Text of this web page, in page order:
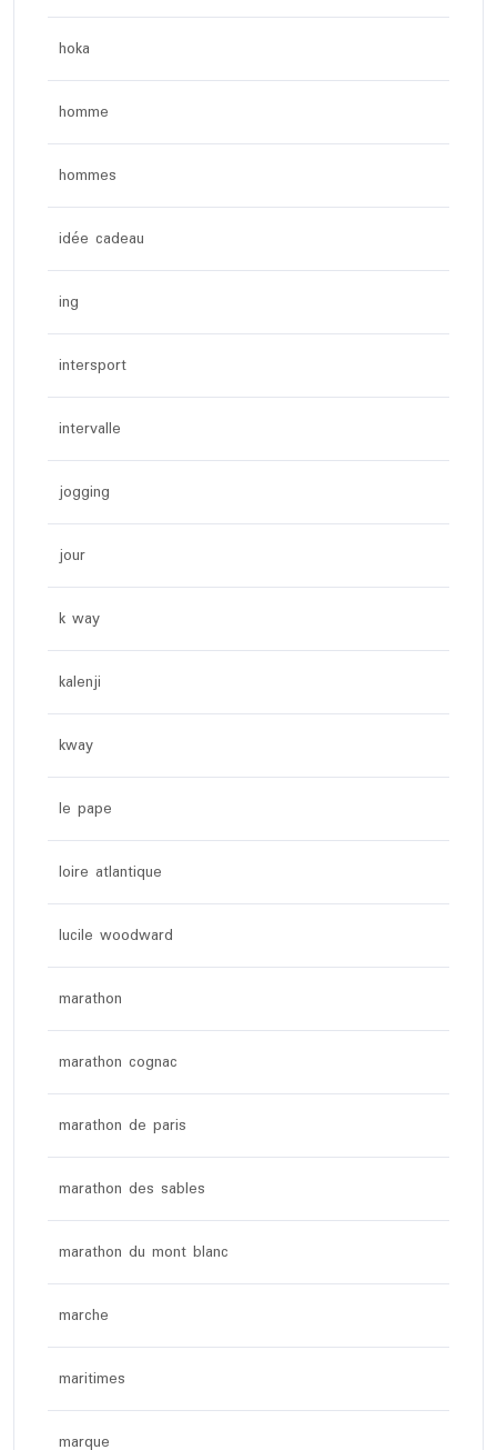
hoka
homme
hommes
idée cadeau
ing
intersport
intervalle
jogging
jour
k way
kalenji
kway
le pape
loire atlantique
lucile woodward
marathon
marathon cognac
marathon de paris
marathon des sables
marathon du mont blanc
marche
maritimes
marque